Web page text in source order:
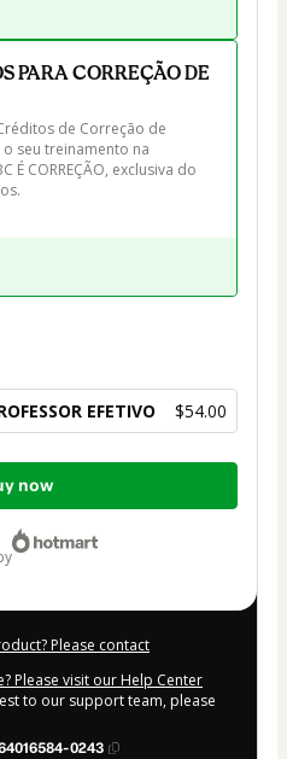
PARA CORREÇÃO DE
de Correção de
seu treinamento na
É CORREÇÃO, exclusiva do
EFETIVO $54.00
now
Please contact
Please visit our Help Center
to our support team, please
0243